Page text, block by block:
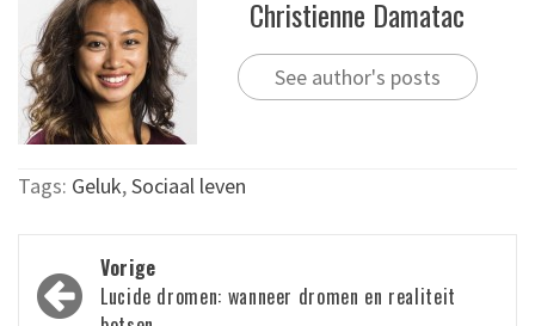
Christienne Damatac
See author's posts
Tags: Geluk,Sociaal leven
Bericht
navigatie
Vorige
Lucide dromen: wanneer dromen en realiteit